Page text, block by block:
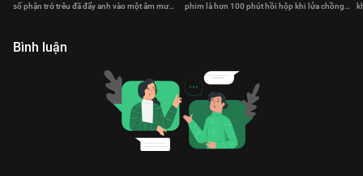
số phận trớ trêu đã đẩy anh vào một âm mưu
phim là hơn 100 phút hồi hộp khi lửa chồng
Bình luận